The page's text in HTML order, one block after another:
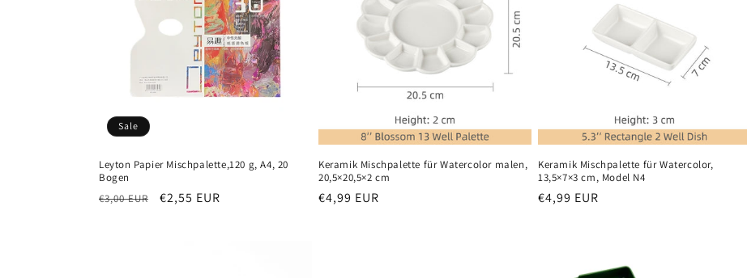
Sale
Leyton Papier Mischpalette,120 g, A4, 20
Bogen
Normaler
€3,00 EUR Verkaufspreis
€2,55 EUR
Keramik Mischpalette für Watercolor malen,
20,5×20,5×2 cm
Normaler
€4,99 EUR
Keramik Mischpalette für Watercolor,
13,5×7×3 cm, Model N4
Normaler
€4,99 EUR